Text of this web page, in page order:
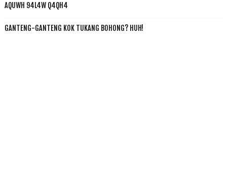
AQUWH 94L4W Q4QH4
GANTENG-GANTENG KOK TUKANG BOHONG? HUH!